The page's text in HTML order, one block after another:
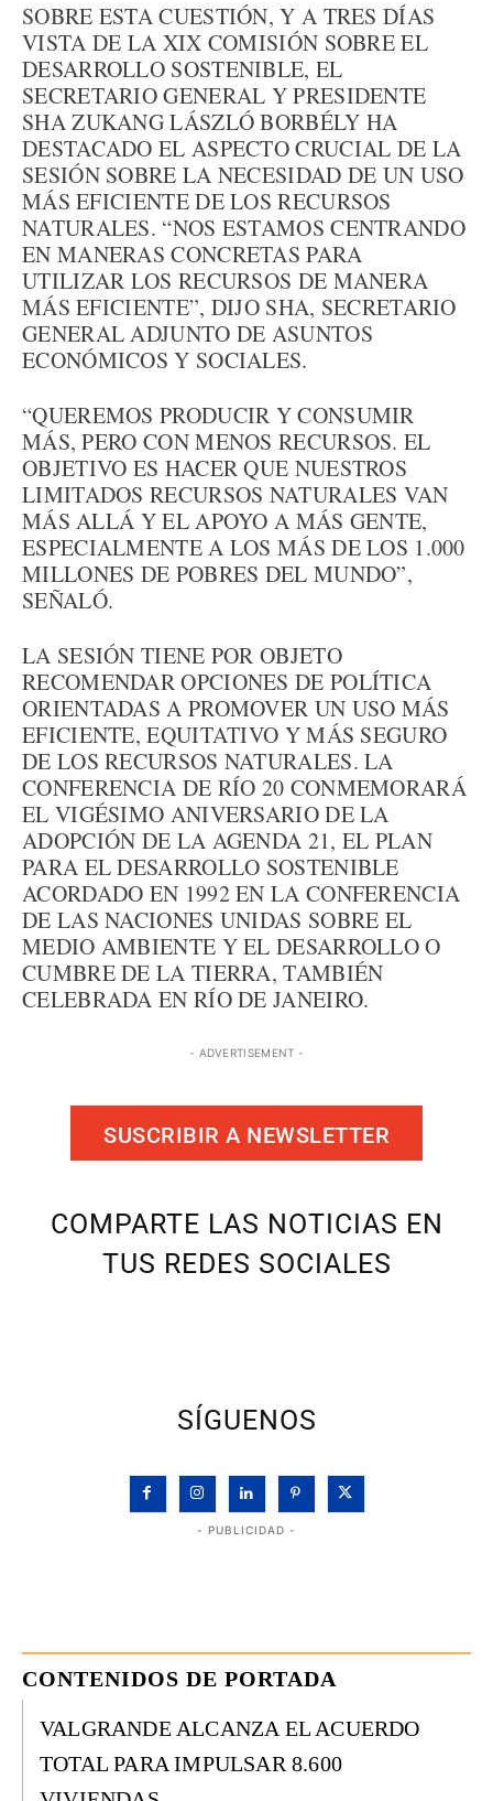
SOBRE ESTA CUESTIÓN, Y A TRES DÍAS
VISTA DE LA XIX COMISIÓN SOBRE EL
DESARROLLO SOSTENIBLE, EL
SECRETARIO GENERAL Y PRESIDENTE
SHA ZUKANG LÁSZLÓ BORBÉLY HA
DESTACADO EL ASPECTO CRUCIAL DE LA
SESIÓN SOBRE LA NECESIDAD DE UN USO
MÁS EFICIENTE DE LOS RECURSOS
NATURALES. “NOS ESTAMOS CENTRANDO
EN MANERAS CONCRETAS PARA
UTILIZAR LOS RECURSOS DE MANERA
MÁS EFICIENTE”, DIJO SHA, SECRETARIO
GENERAL ADJUNTO DE ASUNTOS
ECONÓMICOS Y SOCIALES.
“QUEREMOS PRODUCIR Y CONSUMIR
MÁS, PERO CON MENOS RECURSOS. EL
OBJETIVO ES HACER QUE NUESTROS
LIMITADOS RECURSOS NATURALES VAN
MÁS ALLÁ Y EL APOYO A MÁS GENTE,
ESPECIALMENTE A LOS MÁS DE LOS 1.000
MILLONES DE POBRES DEL MUNDO”,
SEÑALÓ.
LA SESIÓN TIENE POR OBJETO
RECOMENDAR OPCIONES DE POLÍTICA
ORIENTADAS A PROMOVER UN USO MÁS
EFICIENTE, EQUITATIVO Y MÁS SEGURO
DE LOS RECURSOS NATURALES. LA
CONFERENCIA DE RÍO 20 CONMEMORARÁ
EL VIGÉSIMO ANIVERSARIO DE LA
ADOPCIÓN DE LA AGENDA 21, EL PLAN
PARA EL DESARROLLO SOSTENIBLE
ACORDADO EN 1992 EN LA CONFERENCIA
DE LAS NACIONES UNIDAS SOBRE EL
MEDIO AMBIENTE Y EL DESARROLLO O
CUMBRE DE LA TIERRA, TAMBIÉN
CELEBRADA EN RÍO DE JANEIRO.
- ADVERTISEMENT -
SUSCRIBIR A NEWSLETTER
COMPARTE LAS NOTICIAS EN
TUS REDES SOCIALES
SÍGUENOS
- PUBLICIDAD -
CONTENIDOS DE PORTADA
VALGRANDE ALCANZA EL ACUERDO
TOTAL PARA IMPULSAR 8.600